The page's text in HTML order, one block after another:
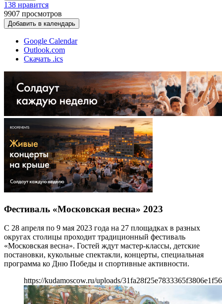
138 нравится
9907 просмотров
Добавить в календарь
Google Calendar
Outlook.com
Скачать .ics
Фестиваль «Московская весна» 2023
С 28 апреля по 9 мая 2023 года на 27 площадках в разных
округах столицы проходит традиционный фестиваль
«Московская весна». Гостей ждут мастер-классы, детские
постановки, кукольные спектакли, концерты, специальная
программа ко Дню Победы и спортивные активности.
https://kudamoscow.ru/uploads/